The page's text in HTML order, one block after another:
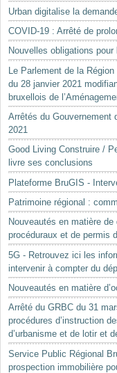
Urban digitalise la
COVID-19 : Arrêté de
Nouvelles obligations
Le Parlement de la
du 28 janvier 2021
bruxellois de
Arrêtés du Gouvernement
2021
Good Living Construire /
livre ses conclusions
Plateforme BruGIS -
Patrimoine régional :
Nouveautés en matière de
procéduraux et de permis
5G - Retrouvez ici les
intervenir à compter du
Nouveautés en matière
Arrêté du GRBC du 31
procédures d’instruction
d’urbanisme et de lotir et
Service Public Régional
prospection immobilière